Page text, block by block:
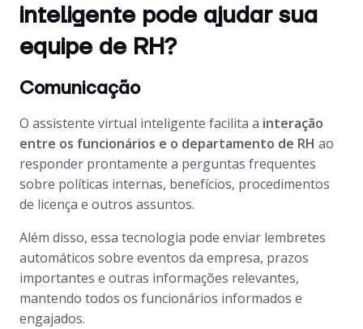
inteligente pode ajudar sua
equipe de RH?
Comunicação
O assistente virtual inteligente facilita a interação
entre os funcionários e o departamento de RH ao
responder prontamente a perguntas frequentes
sobre políticas internas, benefícios, procedimentos
de licença e outros assuntos.
Além disso, essa tecnologia pode enviar lembretes
automáticos sobre eventos da empresa, prazos
importantes e outras informações relevantes,
mantendo todos os funcionários informados e
engajados.